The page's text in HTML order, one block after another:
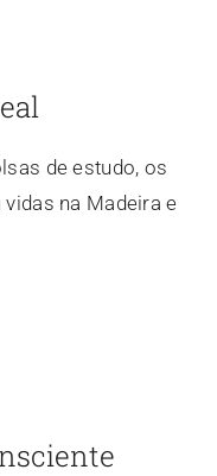
de estudo, os
na Madeira e